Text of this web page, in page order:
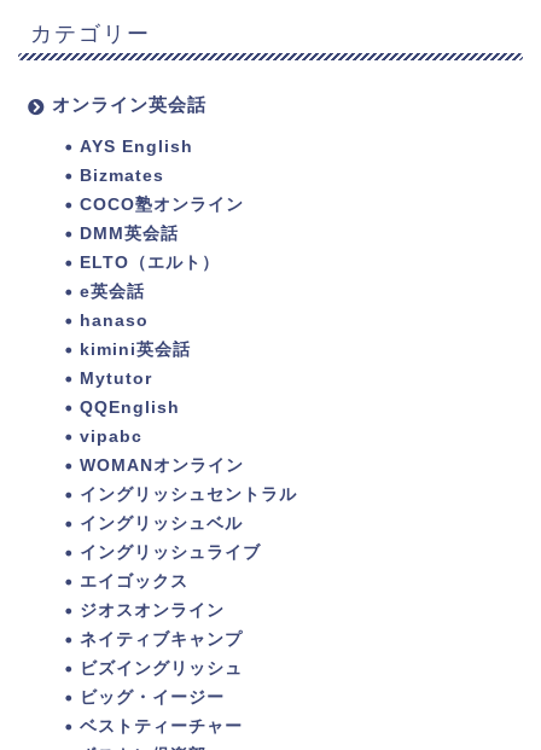
カテゴリー
オンライン英会話
AYS English
Bizmates
COCO塾オンライン
DMM英会話
ELTO（エルト）
e英会話
hanaso
kimini英会話
Mytutor
QQEnglish
vipabc
WOMANオンライン
イングリッシュセントラル
イングリッシュベル
イングリッシュライブ
エイゴックス
ジオスオンライン
ネイティブキャンプ
ビズイングリッシュ
ビッグ・イージー
ベストティーチャー